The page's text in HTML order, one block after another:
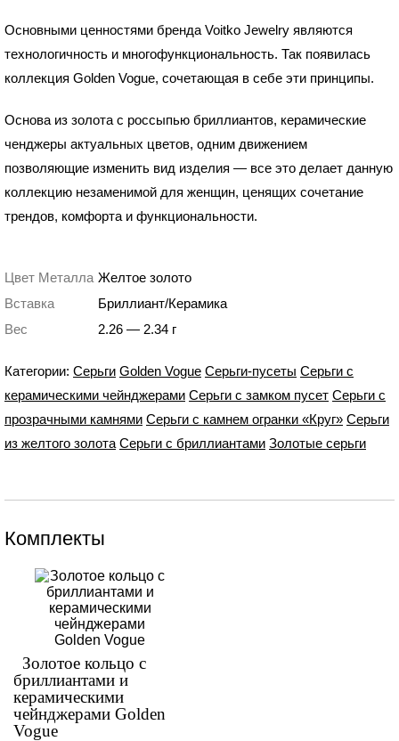
Основными ценностями бренда Voitko Jewelry являются
технологичность и многофункциональность. Так появилась
коллекция Golden Vogue, сочетающая в себе эти принципы.
Основа из золота с россыпью бриллиантов, керамические
ченджеры актуальных цветов, одним движением
позволяющие изменить вид изделия — все это делает данную
коллекцию незаменимой для женщин, ценящих сочетание
трендов, комфорта и функциональности.
Цвет Металла Желтое золото
Вставка
Бриллиант/Керамика
Вес
2.26 — 2.34 г
Категории: Серьги Golden Vogue Серьги-пусеты Серьги с
керамическими чейнджерами Серьги с замком пусет Серьги с
прозрачными камнями Серьги с камнем огранки «Круг» Серьги
из желтого золота Серьги с бриллиантами Золотые серьги
Комплекты
Золотое кольцо с
бриллиантами и
керамическими
чейнджерами Golden
Vogue